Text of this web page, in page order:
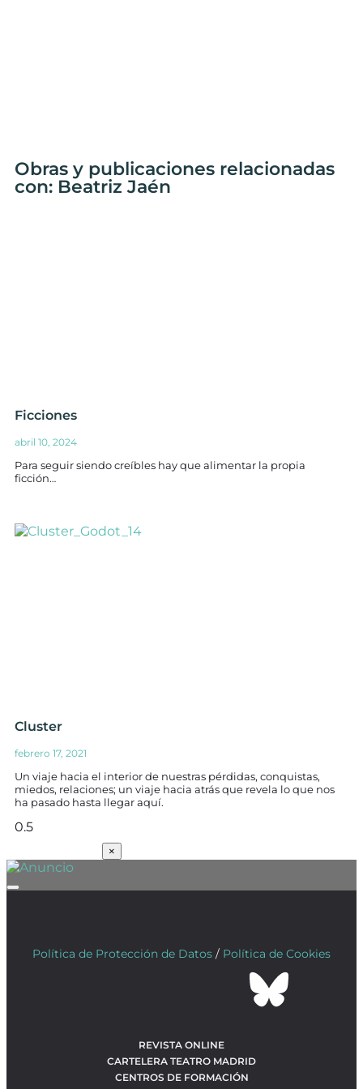
Obras y publicaciones relacionadas
con: Beatriz Jaén
Ficciones
abril 10, 2024
Para seguir siendo creíbles hay que alimentar la propia
ficción…
Cluster
febrero 17, 2021
Un viaje hacia el interior de nuestras pérdidas, conquistas,
miedos, relaciones; un viaje hacia atrás que revela lo que nos
ha pasado hasta llegar aquí.
×
Política de Protección de Datos / Política de Cookies
REVISTA ONLINE
CARTELERA TEATRO MADRID
CENTROS DE FORMACIÓN